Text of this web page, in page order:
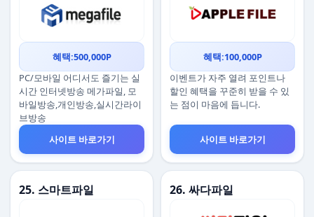
혜택:500,000P
PC/모바일 어디서도 즐기는 실
시간 인터넷방송 메가파일, 모
바일방송,개인방송,실시간라이
브방송
사이트 바로가기
혜택:100,000P
이벤트가 자주 열려 포인트나
할인 혜택을 꾸준히 받을 수 있
는 점이 마음에 듭니다.
사이트 바로가기
25. 스마트파일 26. 싸다파일